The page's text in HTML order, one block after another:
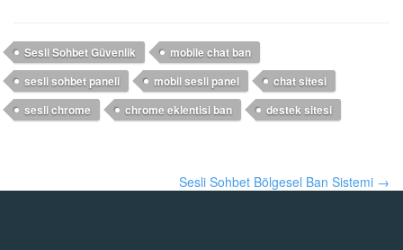
Sesli Sohbet Güvenlik
mobile chat ban
sesli sohbet paneli
mobil sesli panel
chat sitesi
sesli chrome
chrome eklentisi ban destek sitesi
Sesli Sohbet Bölgesel Ban Sistemi →